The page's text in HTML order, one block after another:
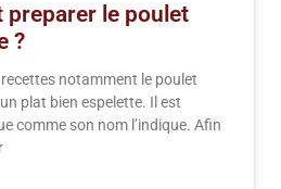
preparer le poulet
?
notamment le poulet
plat bien espelette. Il est
comme son nom l’indique. Afin